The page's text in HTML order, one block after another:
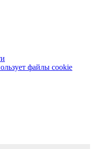
файлы cookie